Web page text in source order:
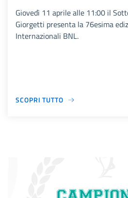
Giovedì 11 aprile alle 11:00 il
Giorgetti presenta la 76esima
Internazionali BNL.
SCOPRI TUTTO